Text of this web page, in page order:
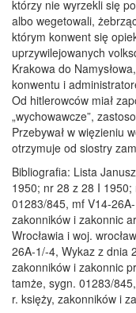
którzy nie wyrzekli się
albo wegetowali,
którym konwent się
uprzywilejowanych
Krakowa do
konwentu i
Od hitlerowców miał
„wychowawcze”,
Przebywał w więzieniu
otrzymuje od siostry
Bibliografia: Lista
1950; nr 28 z 28 I
01283/845, mf V14-
zakonników i zakonnic
Wrocławia i woj.
26A-1/-4, Wykaz z dnia
zakonników i zakonnic
tamże, sygn. 01283/
r. księży, zakonników i